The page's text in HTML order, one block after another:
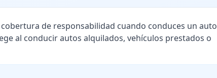
de responsabilidad cuando conduces un auto
al conducir autos alquilados, vehículos prestados o